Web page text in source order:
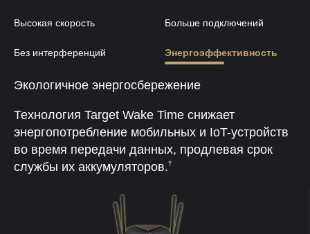
Высокая скорость Больше подключений
Без интерференций Энергоэффективность
Экологичное энергосбережение
Технология Target Wake Time снижает
энергопотребление мобильных и IoT-устройств
во время передачи данных, продлевая срок
службы их аккумуляторов.†